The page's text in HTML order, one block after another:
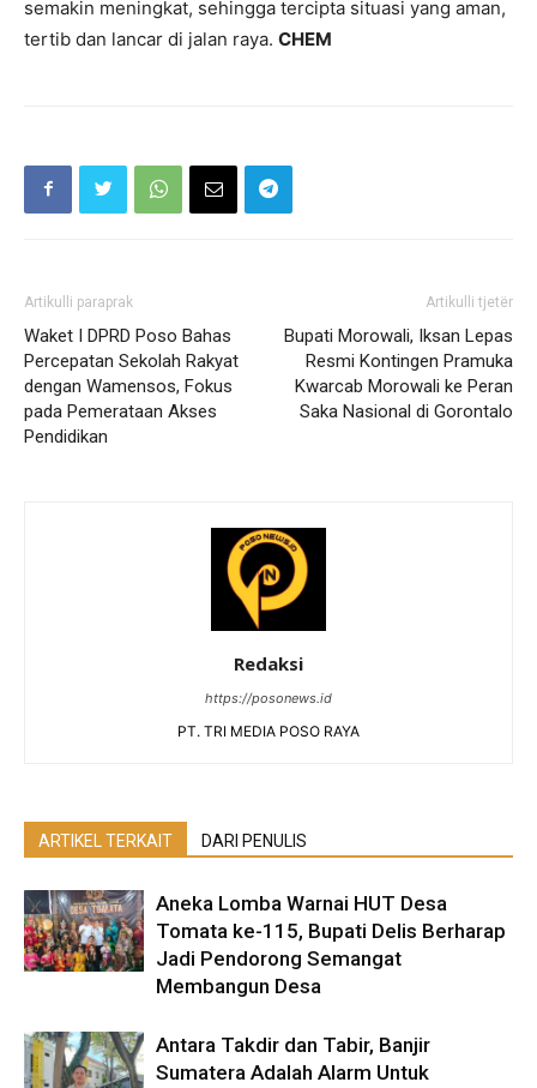
semakin meningkat, sehingga tercipta situasi yang aman,
tertib dan lancar di jalan raya. CHEM
Artikulli paraprak
Waket I DPRD Poso Bahas
Percepatan Sekolah Rakyat
dengan Wamensos, Fokus
pada Pemerataan Akses
Pendidikan
Artikulli tjetër
Bupati Morowali, Iksan Lepas
Resmi Kontingen Pramuka
Kwarcab Morowali ke Peran
Saka Nasional di Gorontalo
Redaksi
https://posonews.id
PT. TRI MEDIA POSO RAYA
ARTIKEL TERKAIT DARI PENULIS
Aneka Lomba Warnai HUT Desa
Tomata ke-115, Bupati Delis Berharap
Jadi Pendorong Semangat
Membangun Desa
Antara Takdir dan Tabir, Banjir
Sumatera Adalah Alarm Untuk